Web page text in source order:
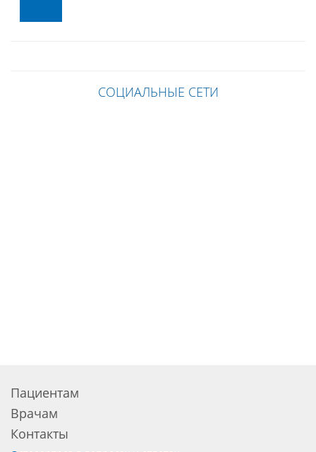
СОЦИАЛЬНЫЕ СЕТИ
Пациентам
Врачам
Контакты